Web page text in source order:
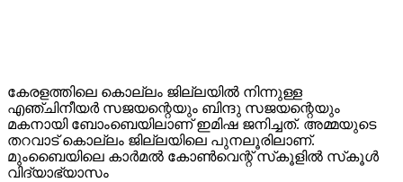
കേരളത്തിലെ കൊല്ലം ജില്ലയിൽ നിന്നുള്ള
എഞ്ചിനീയർ സജയന്റെയും ബിന്ദു സജയന്റെയും
മകനായി ബോംബെയിലാണ് ഇമിഷ ജനിച്ചത്. അമ്മയുടെ
തറവാട് കൊല്ലം ജില്ലയിലെ പുനലൂരിലാണ്.
മുംബൈയിലെ കാർമൽ കോൺവെന്റ് സ്‌കൂളിൽ സ്‌കൂൾ
വിദ്യാഭ്യാസം